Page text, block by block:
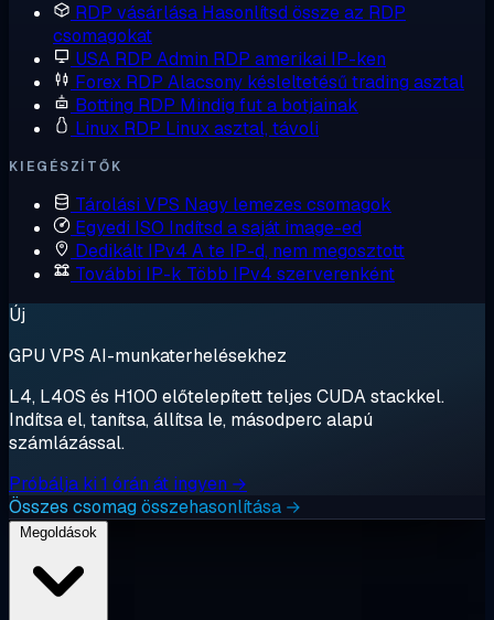
RDP vásárlása Hasonlítsd össze az RDP
csomagokat
USA RDP Admin RDP amerikai IP-ken
Forex RDP Alacsony késleltetésű trading asztal
Botting RDP Mindig fut a botjainak
Linux RDP Linux asztal, távoli
KIEGÉSZÍTŐK
Tárolási VPS Nagy lemezes csomagok
Egyedi ISO Indítsd a saját image-ed
Dedikált IPv4 A te IP-d, nem megosztott
További IP-k Több IPv4 szerverenként
Új
GPU VPS AI-munkaterhelésekhez
L4, L40S és H100 előtelepített teljes CUDA stackkel.
Indítsa el, tanítsa, állítsa le, másodperc alapú
számlázással.
Próbálja ki 1 órán át ingyen →
Összes csomag összehasonlítása →